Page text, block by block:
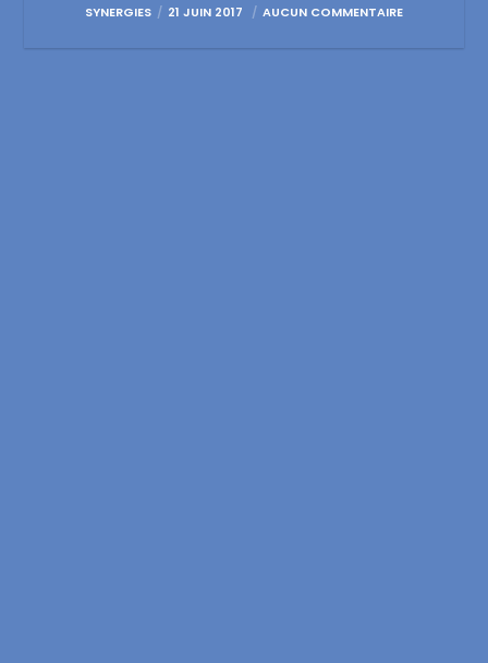
SYNERGIES 21 JUIN 2017 AUCUN COMMENTAIRE